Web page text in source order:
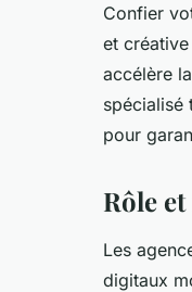
Confier
et
accélère
spécialisé
pour
Rôle
Les
digitaux